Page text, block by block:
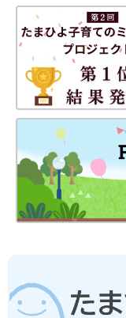
美月が無菌室にいる
テープでゴミを取り
す。美月の衣類も私
毎日の洗濯もハウス
の入院に付き添う親
できるんです。もし
ら、4カ月間1度も風
す」（晴子さん）
娘の様子に、移